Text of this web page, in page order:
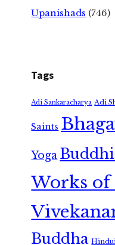
Upanishads (746)
Tags
Adi Sankaracharya Adi
Saints
Yoga
Works of
Buddha